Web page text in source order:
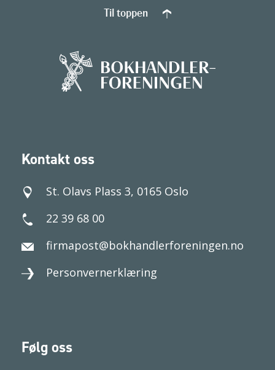
Kontakt oss
St. Olavs Plass 3, 0165 Oslo
22 39 68 00
firmapost@bokhandlerforeningen.no
Personvernerklæring
Følg oss
Til toppen